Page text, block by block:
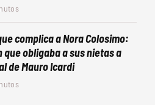
complica a Nora Colosimo:
que obligaba a sus nietas a
de Mauro Icardi